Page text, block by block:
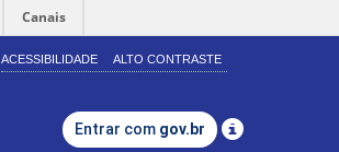
Canais
ACESSIBILIDADE ALTO CONTRASTE
Entrar com gov.br